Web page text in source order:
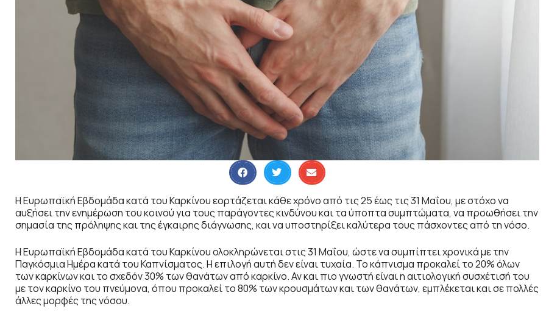
Η Ευρωπαϊκή Εβδομάδα κατά του Καρκίνου εορτάζεται κάθε χρόνο από τις 25 έως τις 31 Μαΐου, με στόχο να
αυξήσει την ενημέρωση του κοινού για τους παράγοντες κινδύνου και τα ύποπτα συμπτώματα, να προωθήσει την
σημασία της πρόληψης και της έγκαιρης διάγνωσης, και να υποστηρίξει καλύτερα τους πάσχοντες από τη νόσο.
Η Ευρωπαϊκή Εβδομάδα κατά του Καρκίνου ολοκληρώνεται στις 31 Μαΐου, ώστε να συμπίπτει χρονικά με την
Παγκόσμια Ημέρα κατά του Καπνίσματος. Η επιλογή αυτή δεν είναι τυχαία. Το κάπνισμα προκαλεί το 20% όλων
των καρκίνων και το σχεδόν 30% των θανάτων από καρκίνο. Αν και πιο γνωστή είναι η αιτιολογική συσχέτισή του
με τον καρκίνο του πνεύμονα, όπου προκαλεί το 80% των κρουσμάτων και των θανάτων, εμπλέκεται και σε πολλές
άλλες μορφές της νόσου.